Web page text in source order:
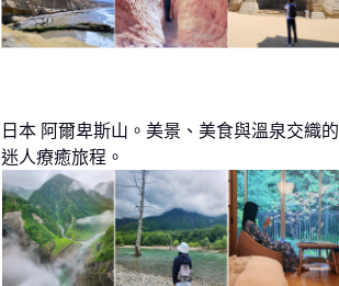
日本 阿爾卑斯山。美景、美食與溫泉交織的
迷人療癒旅程。